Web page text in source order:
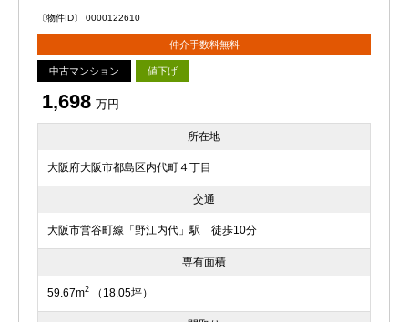
〔物件ID〕 0000122610
仲介手数料無料
中古マンション 値下げ
1,698 万円
所在地
大阪府大阪市都島区内代町４丁目
交通
大阪市営谷町線「野江内代」駅 徒歩10分
専有面積
59.67m2 （18.05坪）